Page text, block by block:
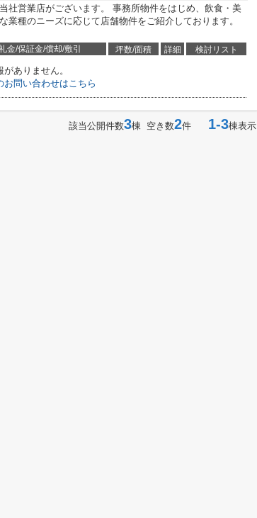
社営業店がございます。 事務所物件をはじめ、飲食・美
業種のニーズに応じて店舗物件をご紹介しております。
金/保証金/償却/敷引 坪数/面積 詳細 検討リスト
ありません。
お問い合わせはこちら
該当公開件数3棟 空き数2件 1-3棟表示